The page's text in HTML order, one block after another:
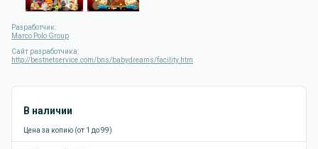
Разработчик:
Marco Polo Group
Сайт разработчика:
http://bestnetservice.com/bns/babydreams/facility.htm
В наличии
Цена за копию (от 1 до 99)